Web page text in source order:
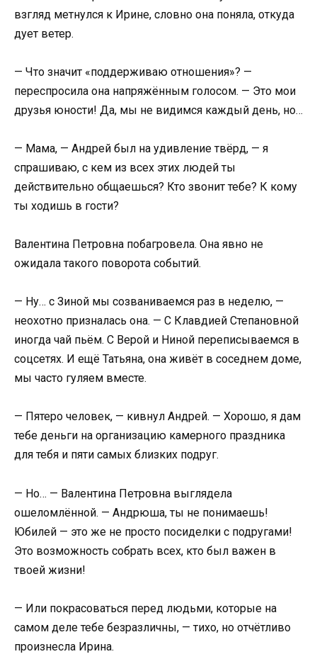
взгляд метнулся к Ирине, словно она поняла, откуда
дует ветер.
— Что значит «поддерживаю отношения»? —
переспросила она напряжённым голосом. — Это мои
друзья юности! Да, мы не видимся каждый день, но…
— Мама, — Андрей был на удивление твёрд, — я
спрашиваю, с кем из всех этих людей ты
действительно общаешься? Кто звонит тебе? К кому
ты ходишь в гости?
Валентина Петровна побагровела. Она явно не
ожидала такого поворота событий.
— Ну… с Зиной мы созваниваемся раз в неделю, —
неохотно призналась она. — С Клавдией Степановной
иногда чай пьём. С Верой и Ниной переписываемся в
соцсетях. И ещё Татьяна, она живёт в соседнем доме,
мы часто гуляем вместе.
— Пятеро человек, — кивнул Андрей. — Хорошо, я дам
тебе деньги на организацию камерного праздника
для тебя и пяти самых близких подруг.
— Но… — Валентина Петровна выглядела
ошеломлённой. — Андрюша, ты не понимаешь!
Юбилей — это же не просто посиделки с подругами!
Это возможность собрать всех, кто был важен в
твоей жизни!
— Или покрасоваться перед людьми, которые на
самом деле тебе безразличны, — тихо, но отчётливо
произнесла Ирина.